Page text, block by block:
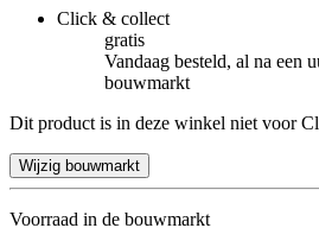
Click & collect
gratis
Vandaag besteld, al na een
bouwmarkt
Dit product is in deze winkel niet voor
Wijzig bouwmarkt
Voorraad in de bouwmarkt